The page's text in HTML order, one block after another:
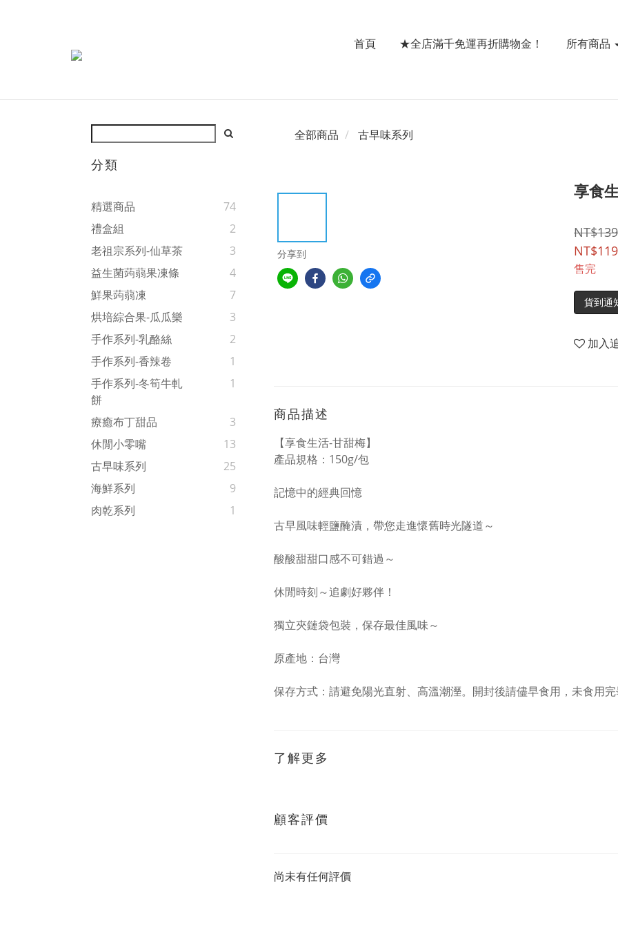
首頁 ★全店滿千免運再折購物金！ 所有商品
分類
精選商品
74
禮盒組
2
老祖宗系列-仙草茶
3
益生菌蒟蒻果凍條
4
鮮果蒟蒻凍
7
烘培綜合果-瓜瓜樂
3
手作系列-乳酪絲
2
手作系列-香辣卷
1
手作系列-冬筍牛軋
餅
1
療癒布丁甜品
3
休閒小零嘴
13
古早味系列
25
海鮮系列
9
肉乾系列
1
全部商品 古早味系列
分享到
享食
NT$139
NT$119
售完
貨到通
加入
商品描述
【享食生活-甘甜梅】
產品規格：150g/包
記憶中的經典回憶
古早風味輕鹽醃漬，帶您走進懷舊時光隧道～
酸酸甜甜口感不可錯過～
休閒時刻～追劇好夥伴！
獨立夾鏈袋包裝，保存最佳風味～
原產地：台灣
保存方式：請避免陽光直射、高溫潮溼。開封後請儘早食用，未食用
了解更多
顧客評價
尚未有任何評價